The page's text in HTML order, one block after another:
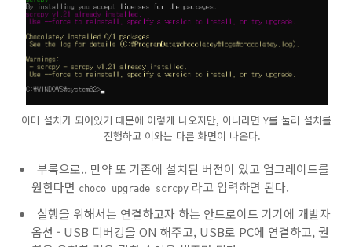
이미 설치가 되어있기 때문에 이렇게 나오지만, 아니라면 Y를 눌러 설치를
진행하고 이와는 다른 화면이 나온다.
부록으로.. 만약 또 기존에 설치된 버전이 있고 업그레이드를
원한다면 choco upgrade scrcpy 라고 입력하면 된다.
실행을 위해서는 연결하고자 하는 안드로이드 기기에 개발자
옵션 - USB 디버깅을 ON 해주고, USB로 PC에 연결하고, 권